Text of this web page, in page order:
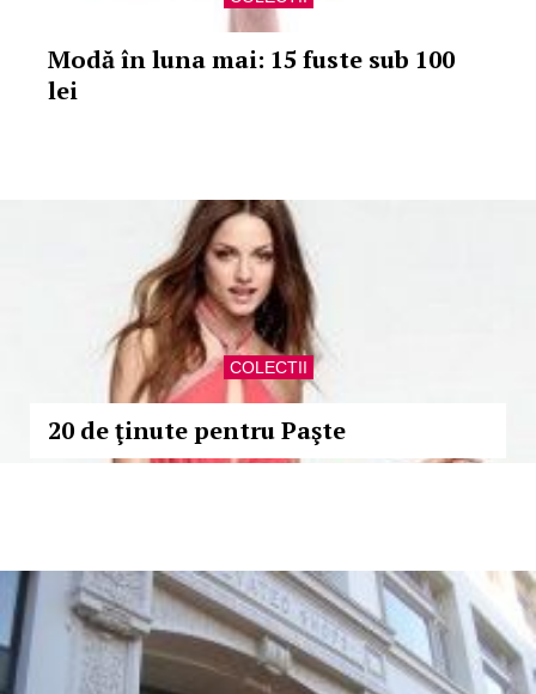
Modă în luna mai: 15 fuste sub 100
lei
COLECTII
20 de ţinute pentru Paşte